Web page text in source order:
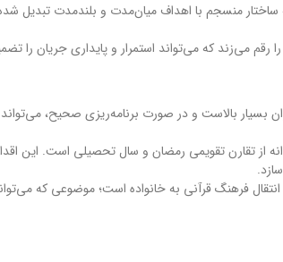
منسجم با اهداف میان‌مدت و بلندمدت تبدیل
می‌زند که می‌تواند استمرار و پایداری جریان را
بسیار بالاست و در صورت برنامه‌ریزی صحیح،
از تقارن تقویمی رمضان و سال تحصیلی است. این
فرهنگ قرآنی به خانواده است؛ موضوعی که